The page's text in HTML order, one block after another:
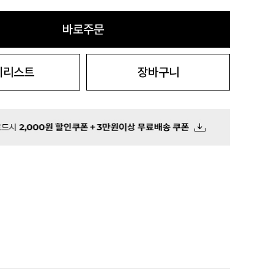
바로주문
리스트 장바구니